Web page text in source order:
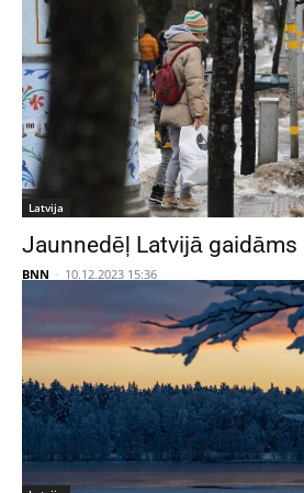
Latvija
Jaunnedēļ Latvijā
BNN - 10.12.2023 15:36